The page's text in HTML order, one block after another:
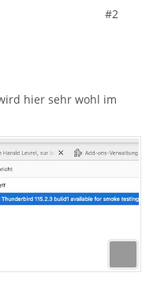
#2
hier sehr wohl im